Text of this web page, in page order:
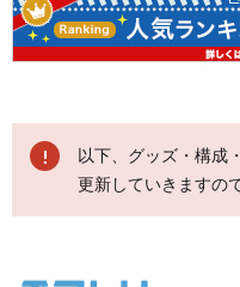
以下、グッズ・構成
更新していきますの